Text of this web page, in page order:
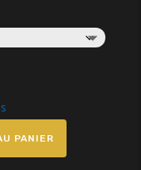
PANIER